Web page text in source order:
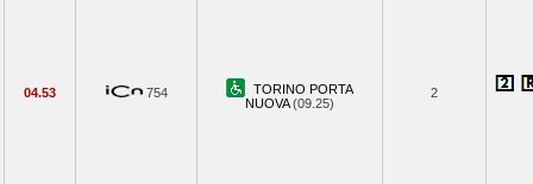
04.53 754
TORINO PORTA
NUOVA(09.25)
2